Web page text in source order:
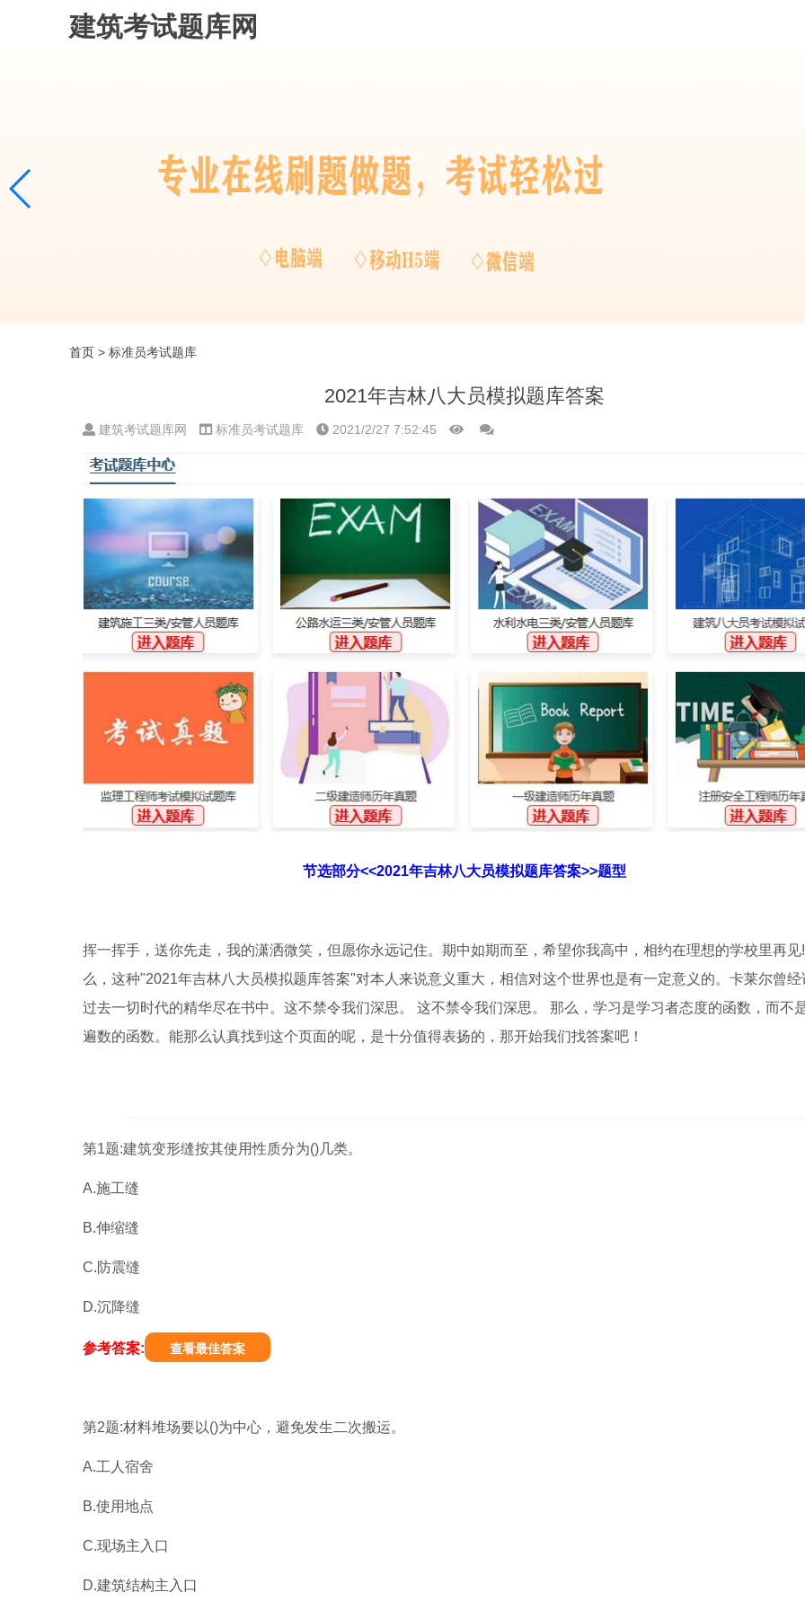
建筑考试题库网
首页 > 标准员考试题库
2021年吉林八大员模拟题库答案
建筑考试题库网 标准员考试题库 2021/2/27 7:52:45
节选部分<<2021年吉林八大员模拟题库答案>>题型
挥一挥手，送你先走，我的潇洒微笑，但愿你永远记住。期中如期而至，希望你我高中，相约在理想的学校里再见
么，这种"2021年吉林八大员模拟题库答案"对本人来说意义重大，相信对这个世界也是有一定意义的。卡莱尔曾经
过去一切时代的精华尽在书中。这不禁令我们深思。 这不禁令我们深思。 那么，学习是学习者态度的函数，而不
遍数的函数。能那么认真找到这个页面的呢，是十分值得表扬的，那开始我们找答案吧！
第1题:建筑变形缝按其使用性质分为()几类。
A.施工缝
B.伸缩缝
C.防震缝
D.沉降缝
参考答案: 查看最佳答案
第2题:材料堆场要以()为中心，避免发生二次搬运。
A.工人宿舍
B.使用地点
C.现场主入口
D.建筑结构主入口